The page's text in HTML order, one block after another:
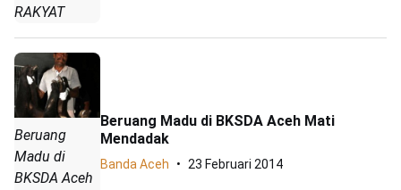
RAKYAT
Beruang
Madu di
BKSDA Aceh
Beruang Madu di BKSDA Aceh Mati
Mendadak
Banda Aceh 23 Februari 2014